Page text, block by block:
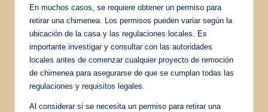
En muchos casos, se requiere obtener un permiso para
retirar una chimenea. Los permisos pueden variar según la
ubicación de la casa y las regulaciones locales. Es
importante investigar y consultar con las autoridades
locales antes de comenzar cualquier proyecto de remoción
de chimenea para asegurarse de que se cumplan todas las
regulaciones y requisitos legales.
Al considerar si se necesita un permiso para retirar una